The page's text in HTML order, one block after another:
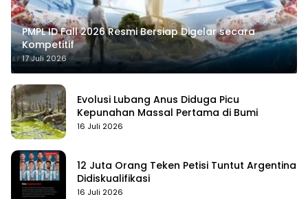
PMPL ID Fall 2026 Resmi Bersiap Digelar secara
Kompetitif
17 Juli 2026
Evolusi Lubang Anus Diduga Picu
Kepunahan Massal Pertama di Bumi
16 Juli 2026
12 Juta Orang Teken Petisi Tuntut Argentina
Didiskualifikasi
16 Juli 2026